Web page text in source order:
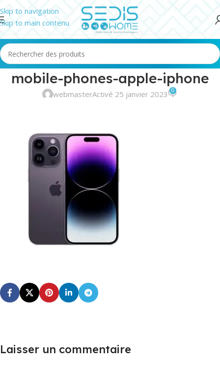
Skip to navigation
Skip to main contenu
mobile-phones-apple-iphone
webmasterActivé 25 janvier 2023 0
Laisser un commentaire